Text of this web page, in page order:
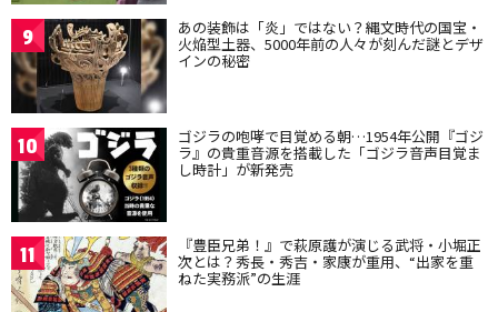
9 あの装飾は「炎」ではない？縄文時代の国宝・
火焔型土器、5000年前の人々が刻んだ謎とデザ
インの秘密
10 ゴジラの咆哮で目覚める朝…1954年公開『ゴジ
ラ』の貴重音源を搭載した「ゴジラ音声目覚ま
し時計」が新発売
11 『豊臣兄弟！』で萩原護が演じる武将・小堀正
次とは？秀長・秀吉・家康が重用、“出家を重
ねた実務派”の生涯